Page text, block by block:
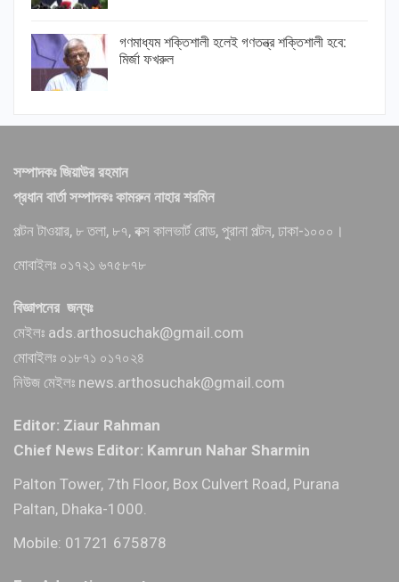
গণমাধ্যম শক্তিশালী হলেই গণতন্ত্র শক্তিশালী হবে:
মির্জা ফখরুল
সম্পাদকঃ জিয়াউর রহমান
প্রধান বার্তা সম্পাদকঃ কামরুন নাহার শরমিন
পল্টন টাওয়ার, ৮ তলা, ৮৭, বক্স কালভার্ট রোড, পুরানা পল্টন, ঢাকা-১০০০।
মোবাইলঃ ০১৭২১ ৬৭৫৮৭৮
বিজ্ঞাপনের জন্যঃ
মেইলঃ ads.arthosuchak@gmail.com
মোবাইলঃ ০১৮৭১ ০১৭০২৪
নিউজ মেইলঃ news.arthosuchak@gmail.com
Editor: Ziaur Rahman
Chief News Editor: Kamrun Nahar Sharmin
Palton Tower, 7th Floor, Box Culvert Road, Purana
Paltan, Dhaka-1000.
Mobile: 01721 675878